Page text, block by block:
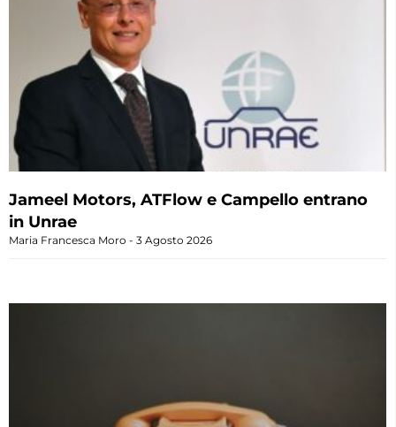
Jameel Motors, ATFlow e Campello entrano
in Unrae
Maria Francesca Moro 3 Agosto 2026